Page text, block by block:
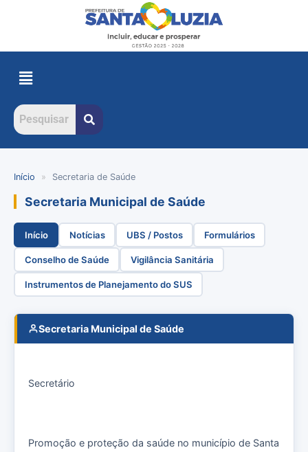
Início » Secretaria de Saúde
Secretaria Municipal de Saúde
Início Notícias UBS / Postos Formulários
Conselho de Saúde Vigilância Sanitária
Instrumentos de Planejamento do SUS
Secretaria Municipal de Saúde
Secretário
Promoção e proteção da saúde no município de Santa